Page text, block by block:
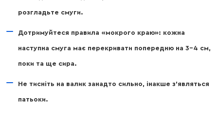
розгладьте смуги.
Дотримуйтеся правила «мокрого краю»: кожна
наступна смуга має перекривати попередню на 3–4 см,
поки та ще сира.
Не тисніть на валик занадто сильно, інакше з’являться
патьоки.